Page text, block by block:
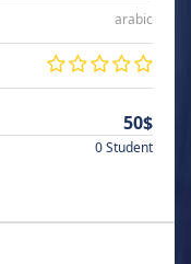
arabic
50$
0 Student